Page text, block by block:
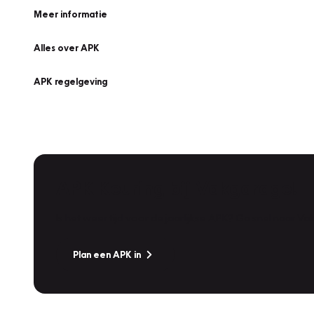
Meer informatie
Alles over APK
APK regelgeving
Plan een APK in